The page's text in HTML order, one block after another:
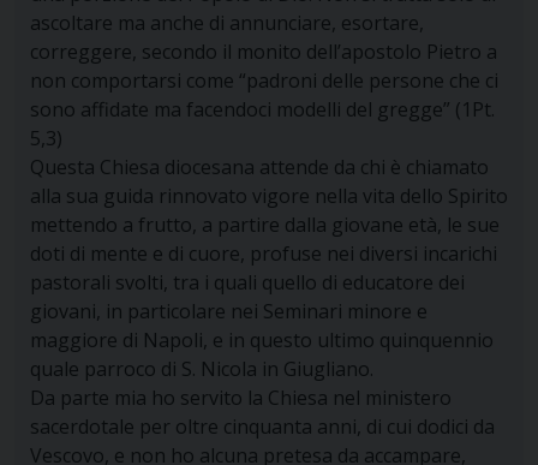
ascoltare ma anche di annunciare, esortare,
correggere, secondo il monito dell’apostolo Pietro a
non comportarsi come “padroni delle persone che ci
sono affidate ma facendoci modelli del gregge” (1Pt.
5,3)
Questa Chiesa diocesana attende da chi è chiamato
alla sua guida rinnovato vigore nella vita dello Spirito
mettendo a frutto, a partire dalla giovane età, le sue
doti di mente e di cuore, profuse nei diversi incarichi
pastorali svolti, tra i quali quello di educatore dei
giovani, in particolare nei Seminari minore e
maggiore di Napoli, e in questo ultimo quinquennio
quale parroco di S. Nicola in Giugliano.
Da parte mia ho servito la Chiesa nel ministero
sacerdotale per oltre cinquanta anni, di cui dodici da
Vescovo, e non ho alcuna pretesa da accampare,